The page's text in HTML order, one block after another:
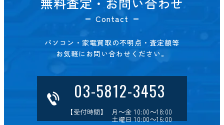
Contact
パソコン・家電買取の不明点・査定額等
お気軽にお問い合わせください。
03-5812-3453
【受付時間】 月～金 10:00～18:00
土曜日 10:00～16:00